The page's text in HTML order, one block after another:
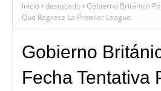
Inicio destacado
Gobierno Británico
Que Regrese La Premier League.
Gobierno
Fecha Tentativa